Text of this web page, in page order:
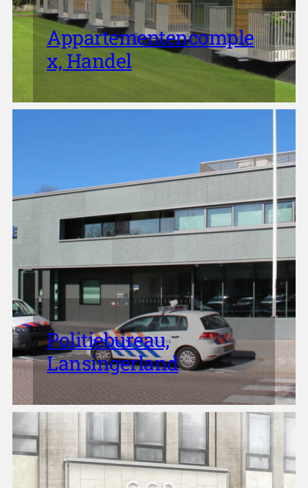
Appartementencomple
x, Handel
Politiebureau,
Lansingerland